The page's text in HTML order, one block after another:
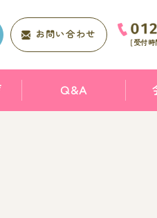
お問い合わせ
[受付
Q&A